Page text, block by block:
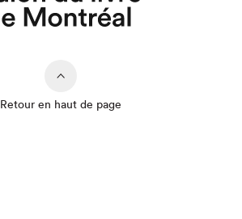
Retour en haut de page